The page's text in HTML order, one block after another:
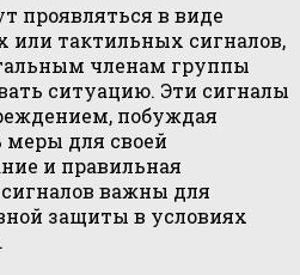
проявляться в виде
или тактильных сигналов,
членам группы
ситуацию. Эти сигналы
побуждая
для своей
и правильная
важны для
защиты в условиях